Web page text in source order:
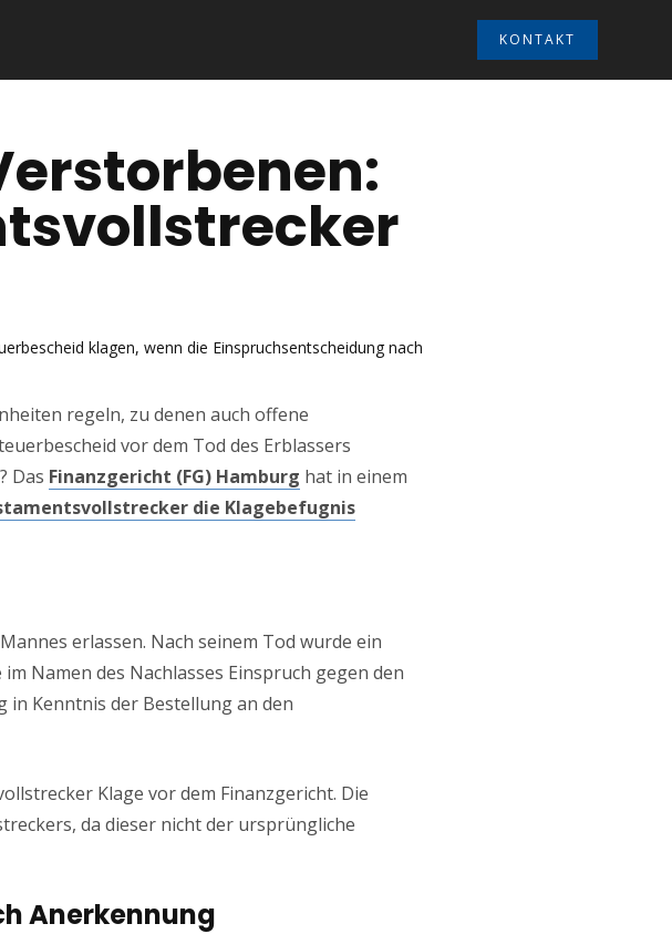
KONTAKT
klagen, wenn die Einspruchsentscheidung nach
regeln, zu denen auch offene
vor dem Tod des Erblassers
Das Finanzgericht (FG) Hamburg hat in einem
die Klagebefugnis
erlassen. Nach seinem Tod wurde ein
Namen des Nachlasses Einspruch gegen den
in Kenntnis der Bestellung an den
Klage vor dem Finanzgericht. Die
da dieser nicht der ursprüngliche
Anerkennung